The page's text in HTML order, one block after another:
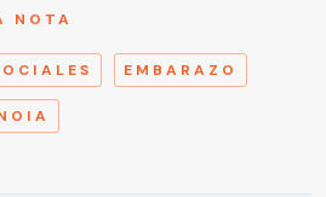
NOTA
EMBARAZO